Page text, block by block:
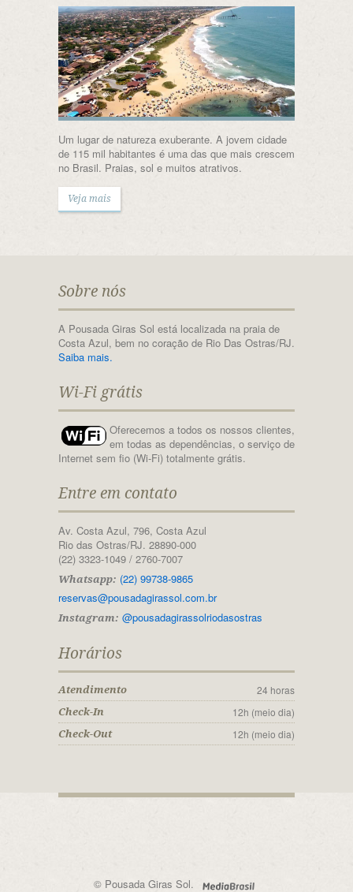
Um lugar de natureza exuberante. A jovem cidade
de 115 mil habitantes é uma das que mais crescem
no Brasil. Praias, sol e muitos atrativos.
Veja mais
Sobre nós
A Pousada Giras Sol está localizada na praia de
Costa Azul, bem no coração de Rio Das Ostras/RJ.
Saiba mais.
Wi-Fi grátis
Oferecemos a todos os nossos clientes,
em todas as dependências, o serviço de
Internet sem fio (Wi-Fi) totalmente grátis.
Entre em contato
Av. Costa Azul, 796, Costa Azul
Rio das Ostras/RJ. 28890-000
(22) 3323-1049 / 2760-7007
Whatsapp: (22) 99738-9865
reservas@pousadagirassol.com.br
Instagram: @pousadagirassolriodasostras
Horários
Atendimento 24 horas
Check-In 12h (meio dia)
Check-Out 12h (meio dia)
© Pousada Giras Sol.